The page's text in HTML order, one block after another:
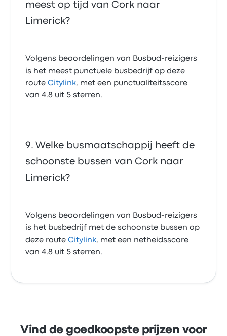
meest op tijd van Cork naar
Limerick?
Volgens beoordelingen van Busbud-reizigers
is het meest punctuele busbedrijf op deze
routeCitylink, met een punctualiteitsscore
van 4.8 uit 5 sterren.
Welke busmaatschappij heeft de
schoonste bussen van Cork naar
Limerick?
Volgens beoordelingen van Busbud-reizigers
is het busbedrijf met de schoonste bussen op
deze routeCitylink, met een netheidsscore
van 4.8 uit 5 sterren.
Vind de goedkoopste prijzen voor